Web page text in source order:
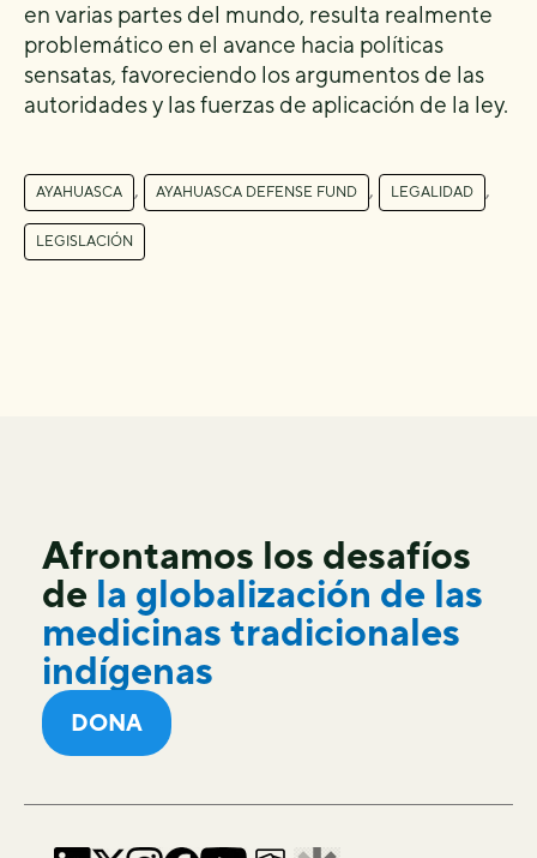
en varias partes del mundo, resulta realmente
problemático en el avance hacia políticas
sensatas, favoreciendo los argumentos de las
autoridades y las fuerzas de aplicación de la ley.
AYAHUASCA , AYAHUASCA DEFENSE FUND , LEGALIDAD ,
LEGISLACIÓN
Afrontamos los desafíos
de la globalización de las
medicinas tradicionales
indígenas
DONA